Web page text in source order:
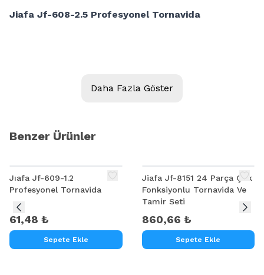
Jiafa Jf-608-2.5 Profesyonel Tornavida
Daha Fazla Göster
Benzer Ürünler
Jıafa Jf-609-1.2
Profesyonel Tornavida
61,48 ₺
Sepete Ekle
Jiafa Jf-8151 24 Parça Çok
Fonksiyonlu Tornavida Ve
Tamir Seti
860,66 ₺
Sepete Ekle